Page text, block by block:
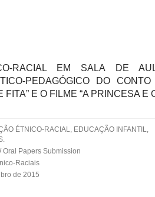
RACIAL EM SALA DE
PEDAGÓGICO DO CONTO
FITA” E O FILME “A PRINCESA E
ÉTNICO-RACIAL, EDUCAÇÃO INFANTIL,
Oral Papers Submission
Raciais
de 2015